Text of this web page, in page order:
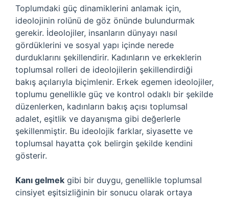
Toplumdaki güç dinamiklerini anlamak için,
ideolojinin rolünü de göz önünde bulundurmak
gerekir. İdeolojiler, insanların dünyayı nasıl
gördüklerini ve sosyal yapı içinde nerede
durduklarını şekillendirir. Kadınların ve erkeklerin
toplumsal rolleri de ideolojilerin şekillendirdiği
bakış açılarıyla biçimlenir. Erkek egemen ideolojiler,
toplumu genellikle güç ve kontrol odaklı bir şekilde
düzenlerken, kadınların bakış açısı toplumsal
adalet, eşitlik ve dayanışma gibi değerlerle
şekillenmiştir. Bu ideolojik farklar, siyasette ve
toplumsal hayatta çok belirgin şekilde kendini
gösterir.
Kanı gelmek gibi bir duygu, genellikle toplumsal
cinsiyet eşitsizliğinin bir sonucu olarak ortaya